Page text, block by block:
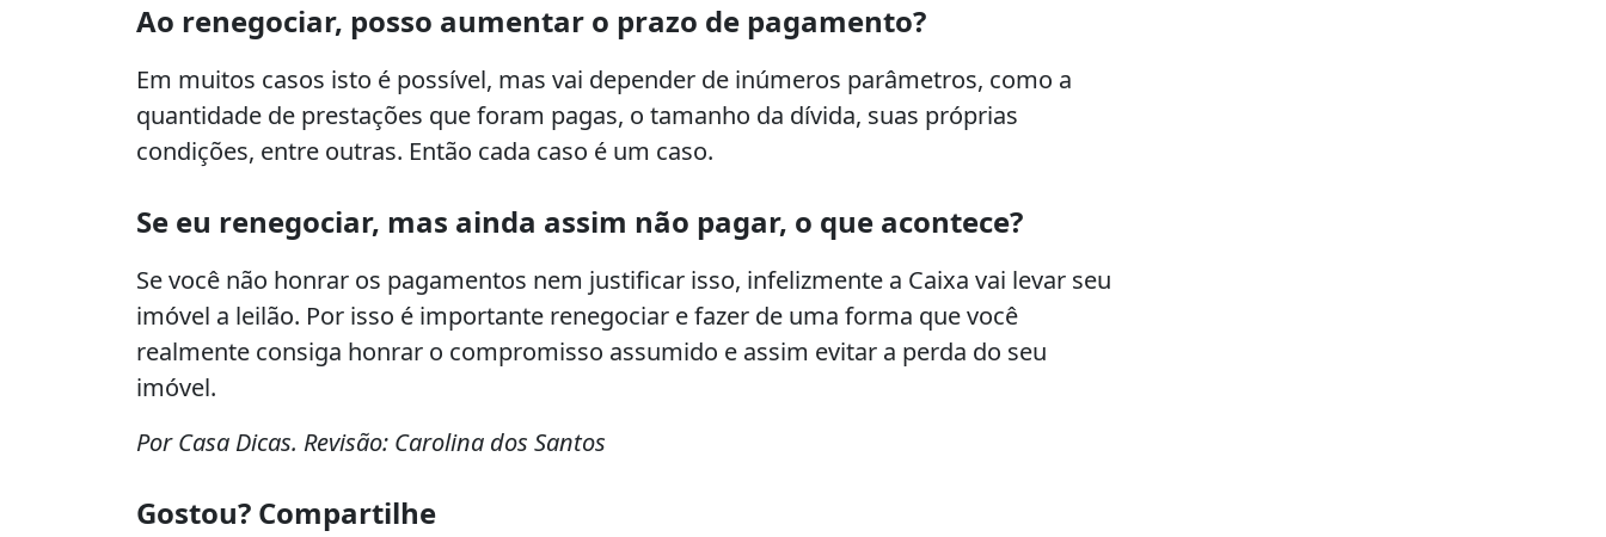
Ao renegociar, posso aumentar o prazo de pagamento?
Em muitos casos isto é possível, mas vai depender de inúmeros parâmetros, como a
quantidade de prestações que foram pagas, o tamanho da dívida, suas próprias
condições, entre outras. Então cada caso é um caso.
Se eu renegociar, mas ainda assim não pagar, o que acontece?
Se você não honrar os pagamentos nem justificar isso, infelizmente a Caixa vai levar seu
imóvel a leilão. Por isso é importante renegociar e fazer de uma forma que você
realmente consiga honrar o compromisso assumido e assim evitar a perda do seu
imóvel.
Por Casa Dicas. Revisão: Carolina dos Santos
Gostou? Compartilhe